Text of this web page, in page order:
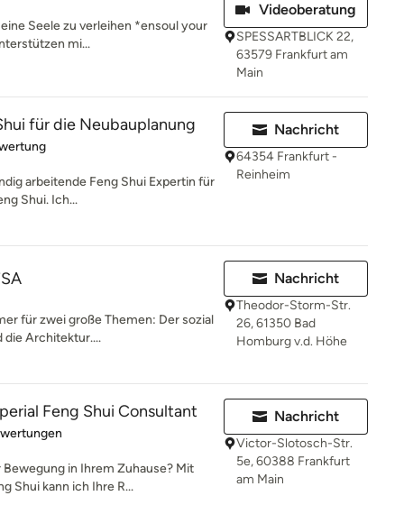
Seele zu verleihen *ensoul your
mi...
Videoberatung
SPESSARTBLICK 22,
63579 Frankfurt am
Main
für die Neubauplanung
5 von 5 Sternen
arbeitende Feng Shui Expertin für
Shui. Ich...
Nachricht
64354 Frankfurt -
Reinheim
für zwei große Themen: Der sozial
die Architektur....
Nachricht
Theodor-Storm-Str.
26, 61350 Bad
Homburg v.d. Höhe
Feng Shui Consultant
5 von 5 Sternen
in Ihrem Zuhause? Mit
Shui kann ich Ihre R...
Nachricht
Victor-Slotosch-Str.
5e, 60388 Frankfurt
am Main